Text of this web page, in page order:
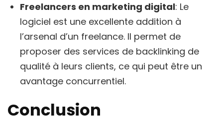
Freelancers en marketing digital: Le
logiciel est une excellente addition à
l’arsenal d’un freelance. Il permet de
proposer des services de backlinking de
qualité à leurs clients, ce qui peut être un
avantage concurrentiel.
Conclusion